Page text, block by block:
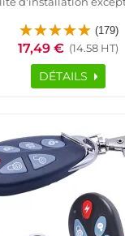
envoient des
en cas
qui assure une
de garder un œil sur
sans
espace de vie sans
un détecteur MD-210R
domestique
(179)
17,49 € (14.58 HT)
DÉTAILS